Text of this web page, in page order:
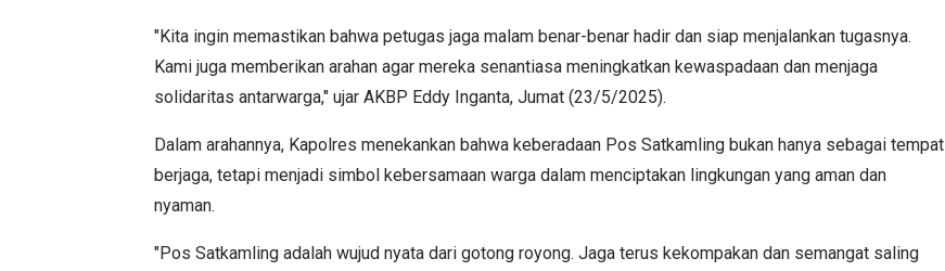
"Kita ingin memastikan bahwa petugas jaga malam benar-benar hadir dan siap menjalankan tugasnya.
Kami juga memberikan arahan agar mereka senantiasa meningkatkan kewaspadaan dan menjaga
solidaritas antarwarga," ujar AKBP Eddy Inganta, Jumat (23/5/2025).
Dalam arahannya, Kapolres menekankan bahwa keberadaan Pos Satkamling bukan hanya sebagai tempat
berjaga, tetapi menjadi simbol kebersamaan warga dalam menciptakan lingkungan yang aman dan
nyaman.
"Pos Satkamling adalah wujud nyata dari gotong royong. Jaga terus kekompakan dan semangat saling